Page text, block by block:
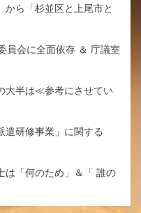
から「杉並区と上尾市と
員会に全面依存 ＆ 庁議室
大半は≪参考にさせてい
遣研修事業」に関する
は「何のため」＆「 誰の